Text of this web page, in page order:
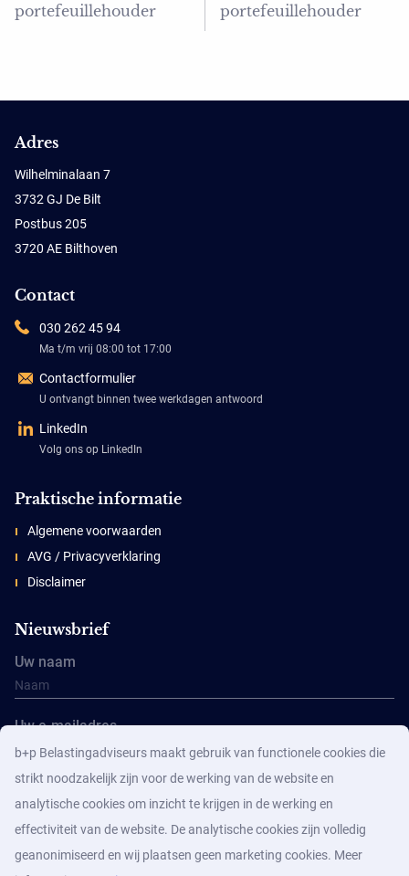
portefeuillehouder
portefeuillehouder
Adres
Wilhelminalaan 7
3732 GJ De Bilt
Postbus 205
3720 AE Bilthoven
Contact
030 262 45 94
Ma t/m vrij 08:00 tot 17:00
Contactformulier
U ontvangt binnen twee werkdagen antwoord
LinkedIn
Volg ons op LinkedIn
Praktische informatie
Algemene voorwaarden
AVG / Privacyverklaring
Disclaimer
Nieuwsbrief
Uw naam
Uw e-mailadres
b+p Belastingadviseurs maakt gebruik van functionele cookies die
strikt noodzakelijk zijn voor de werking van de website en
analytische cookies om inzicht te krijgen in de werking en
effectiviteit van de website. De analytische cookies zijn volledig
geanonimiseerd en wij plaatsen geen marketing cookies. Meer